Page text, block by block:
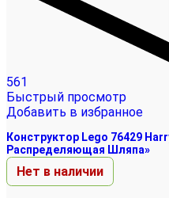
561
Быстрый просмотр
Добавить в избранное
Конструктор Lego 76429
Распределяющая Шляпа»
Нет в наличии